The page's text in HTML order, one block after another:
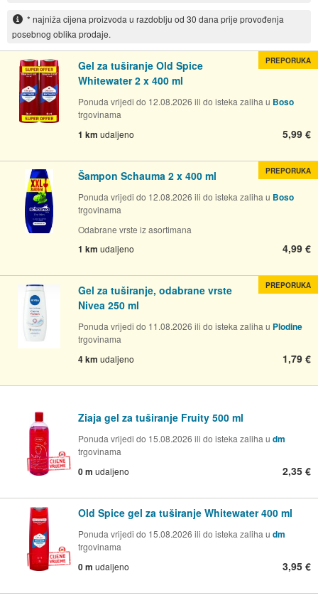
* najniža cijena proizvoda u razdoblju od 30 dana prije provođenja
posebnog oblika prodaje.
Gel za tuširanje Old Spice
Whitewater 2 x 400 ml
Ponuda vrijedi do 12.08.2026 ili do isteka zaliha u Boso
trgovinama
1 km udaljeno 5,99 €
PREPORUKA
Šampon Schauma 2 x 400 ml
Ponuda vrijedi do 12.08.2026 ili do isteka zaliha u Boso
trgovinama
Odabrane vrste iz asortimana
1 km udaljeno 4,99 €
PREPORUKA
Gel za tuširanje, odabrane vrste
Nivea 250 ml
Ponuda vrijedi do 11.08.2026 ili do isteka zaliha u Plodine
trgovinama
4 km udaljeno 1,79 €
PREPORUKA
Ziaja gel za tuširanje Fruity 500 ml
Ponuda vrijedi do 15.08.2026 ili do isteka zaliha u dm
trgovinama
0 m udaljeno 2,35 €
Old Spice gel za tuširanje Whitewater 400 ml
Ponuda vrijedi do 15.08.2026 ili do isteka zaliha u dm
trgovinama
0 m udaljeno 3,95 €